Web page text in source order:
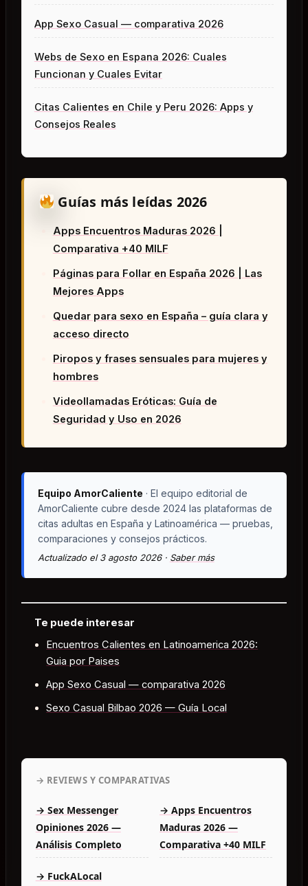
App Sexo Casual — comparativa 2026
Webs de Sexo en Espana 2026: Cuales
Funcionan y Cuales Evitar
Citas Calientes en Chile y Peru 2026: Apps y
Consejos Reales
Guías más leídas 2026
Apps Encuentros Maduras 2026 |
Comparativa +40 MILF
Páginas para Follar en España 2026 | Las
Mejores Apps
Quedar para sexo en España – guía clara y
acceso directo
Piropos y frases sensuales para mujeres y
hombres
Videollamadas Eróticas: Guía de
Seguridad y Uso en 2026
Equipo AmorCaliente · El equipo editorial de
AmorCaliente cubre desde 2024 las plataformas de
citas adultas en España y Latinoamérica — pruebas,
comparaciones y consejos prácticos.
Actualizado el 3 agosto 2026 · Saber más
Te puede interesar
Encuentros Calientes en Latinoamerica 2026:
Guia por Paises
App Sexo Casual — comparativa 2026
Sexo Casual Bilbao 2026 — Guía Local
→ REVIEWS Y COMPARATIVAS
→ Sex Messenger
Opiniones 2026 —
Análisis Completo
→ Apps Encuentros
Maduras 2026 —
Comparativa +40 MILF
→ FuckALocal